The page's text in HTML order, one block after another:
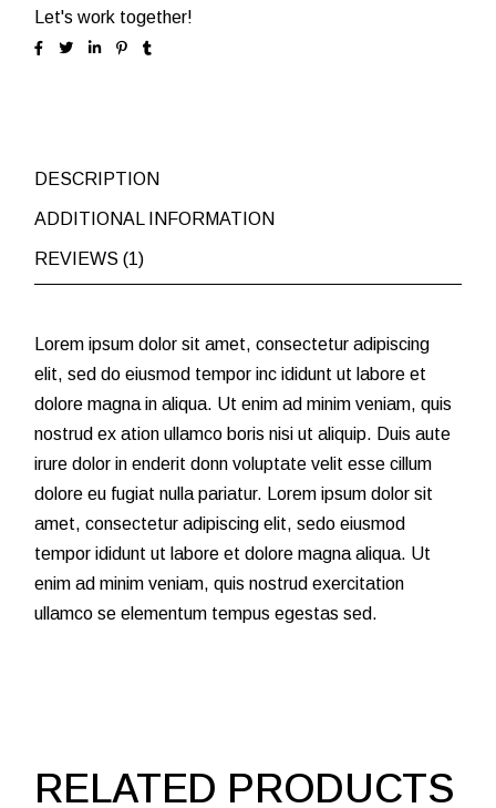
Let's work together!
DESCRIPTION
ADDITIONAL INFORMATION
REVIEWS (1)
Lorem ipsum dolor sit amet, consectetur adipiscing
elit, sed do eiusmod tempor inc ididunt ut labore et
dolore magna in aliqua. Ut enim ad minim veniam, quis
nostrud ex ation ullamco boris nisi ut aliquip. Duis aute
irure dolor in enderit donn voluptate velit esse cillum
dolore eu fugiat nulla pariatur. Lorem ipsum dolor sit
amet, consectetur adipiscing elit, sedo eiusmod
tempor ididunt ut labore et dolore magna aliqua. Ut
enim ad minim veniam, quis nostrud exercitation
ullamco se elementum tempus egestas sed.
RELATED PRODUCTS